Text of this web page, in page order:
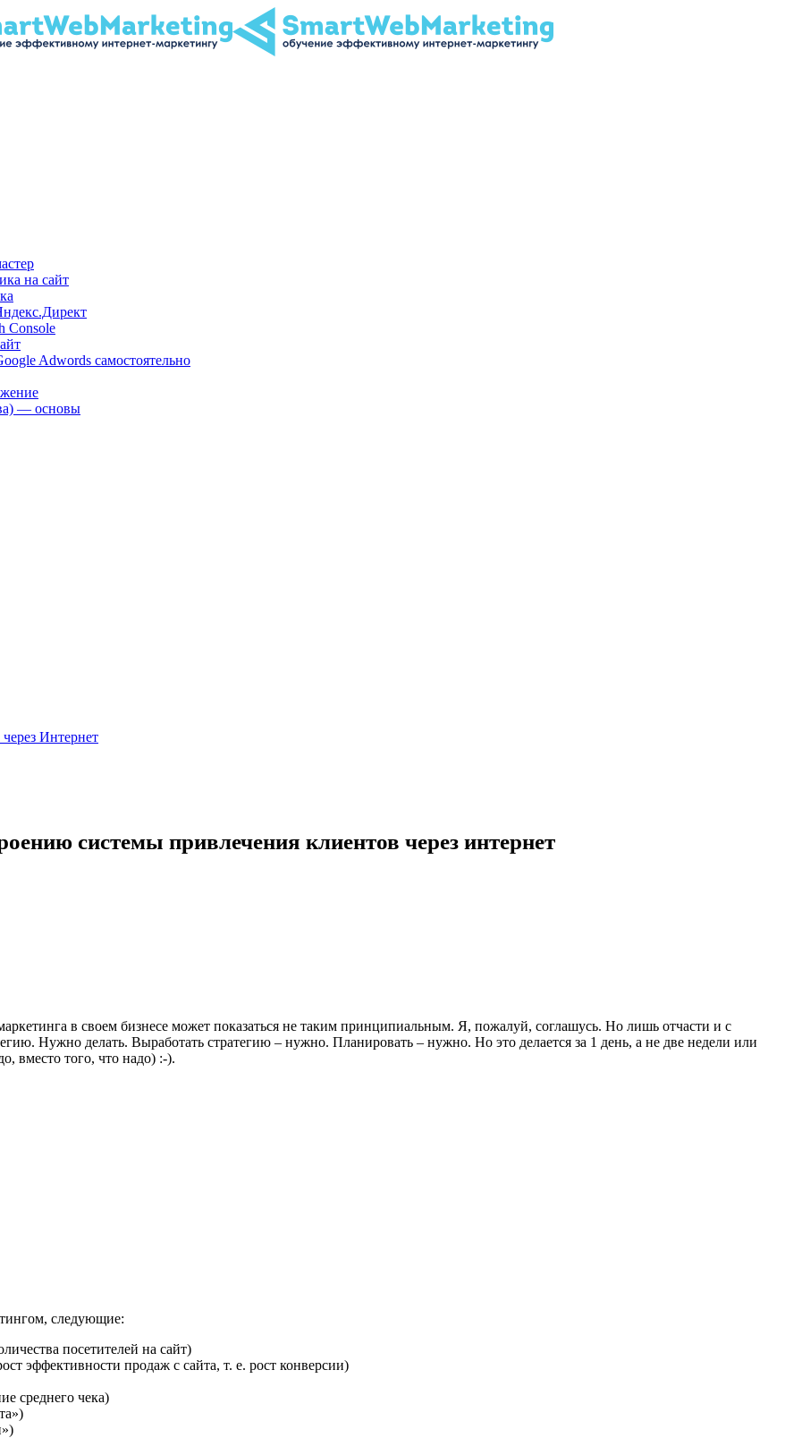
на сайт
Console
Adwords самостоятельно
— основы
Интернет
системы привлечения клиентов через интернет
в своем бизнесе может показаться не таким принципиальным. Я, пожалуй, соглашусь. Но лишь отчасти и с
Нужно делать. Выработать стратегию – нужно. Планировать – нужно. Но это делается за 1 день, а не две недели или
вместо того, что надо) :-).
следующие:
посетителей на сайт)
эффективности продаж с сайта, т. е. рост конверсии)
среднего чека)